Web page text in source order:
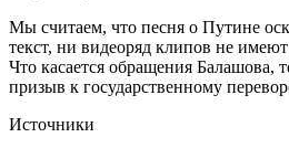
Мы считаем, что песня о Путине
текст, ни видеоряд клипов не
Что касается обращения Балашова,
призыв к государственному
Источники